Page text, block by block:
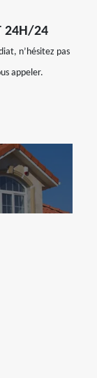
24H/24
n’hésitez pas
appeler.